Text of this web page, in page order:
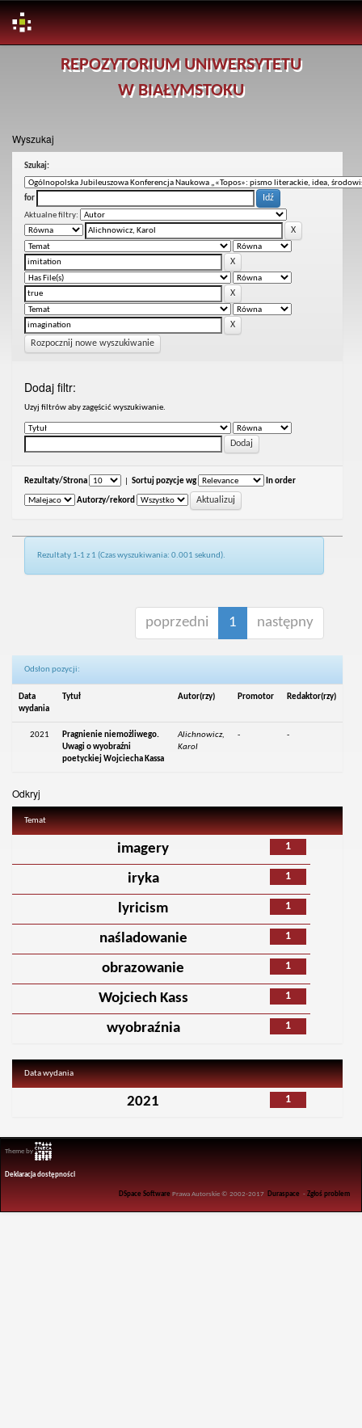
REPOZYTORIUM UNIWERSYTETU
W BIAŁYMSTOKU
Wyszukaj
Szukaj:
for
Aktualne filtry:
Rozpocznij nowe wyszukiwanie
Dodaj filtr:
Uzyj filtrów aby zagęścić wyszukiwanie.
Rezultaty/Strona Sortuj pozycje wg In order
Autorzy/rekord
Rezultaty 1-1 z 1 (Czas wyszukiwania: 0.001 sekund).
poprzedni 1 następny
Odsłon pozycji:
Data
wydania
Tytuł Autor(rzy) Promotor Redaktor(rzy)
2021
Pragnienie niemożliwego.
Uwagi o wyobraźni
poetyckiej Wojciecha Kassa
Alichnowicz,
Karol
- -
Odkryj
Temat
1
imagery
1
iryka
1
lyricism
1
naśladowanie
1
obrazowanie
1
Wojciech Kass
1
wyobraźnia
Data wydania
1
2021
Theme by
Deklaracja dostępności
DSpace Software Prawa Autorskie © 2002-2017 Duraspace -Zgłoś problem